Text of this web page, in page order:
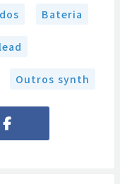
Bateria
Outros synth